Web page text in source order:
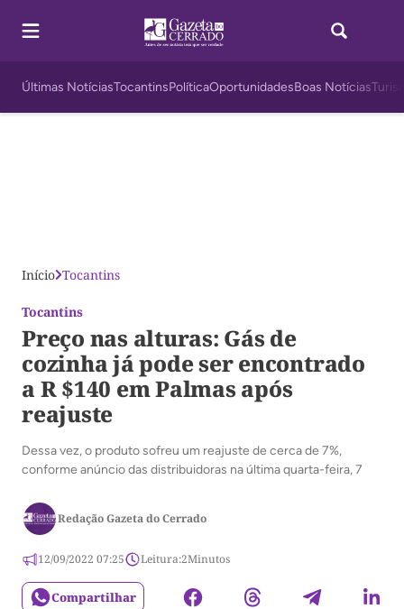
Últimas NotíciasTocantinsPolíticaOportunidadesBoas Notícias
Início Tocantins
Tocantins
Preço nas alturas: Gás de
cozinha já pode ser encontrado
a R $140 em Palmas após
reajuste
Dessa vez, o produto sofreu um reajuste de cerca de 7%,
conforme anúncio das distribuidoras na última quarta-feira, 7
Redação Gazeta do Cerrado
12/09/2022 07:25 Leitura:2Minutos
Compartilhar